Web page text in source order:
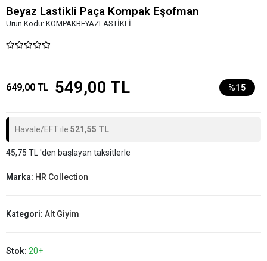
Beyaz Lastikli Paça Kompak Eşofman
Ürün Kodu: KOMPAKBEYAZLASTİKLİ
649,00 TL 549,00 TL %15
Havale/EFT ile 521,55 TL
45,75 TL 'den başlayan taksitlerle
Marka: HR Collection
Kategori: Alt Giyim
Stok: 20+